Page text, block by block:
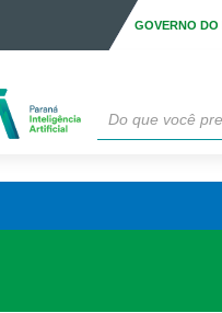
GOVERNO DO